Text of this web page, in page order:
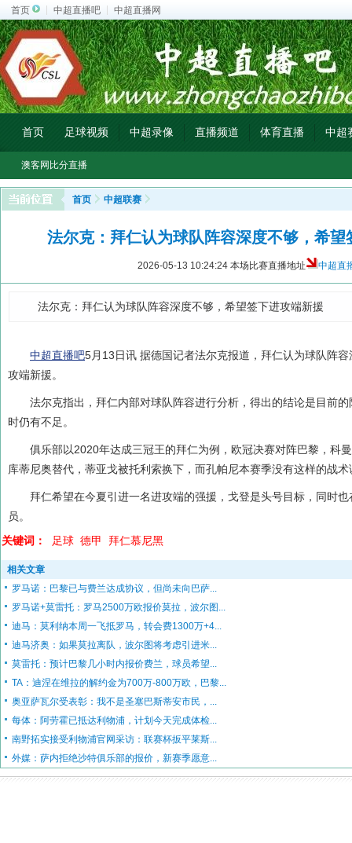
首页 中超直播吧 中超直播网
首页 足球视频 中超录像 直播频道 体育直播 中超
澳客网比分直播
首页 中超联赛
法尔克：拜仁认为球队阵容深度不够，希望
2026-05-13 10:24:24 本场比赛直播地址 中超直
法尔克：拜仁认为球队阵容深度不够，希望签下进攻端新援
中超直播吧5月13日讯 据德国记者法尔克报道，拜仁认为球队阵
攻端新援。
法尔克指出，拜仁内部对球队阵容进行分析，得出的结论是目前
时仍有不足。
俱乐部以2020年达成三冠王的拜仁为例，欧冠决赛对阵巴黎，科
库蒂尼奥替代，蒂亚戈被托利索换下，而孔帕尼本赛季没有这样的战
拜仁希望在今夏引进一名进攻端的强援，戈登是头号目标，同时
员。
关键词：
足球 德甲 拜仁慕尼黑
相关文章
罗马诺：巴黎已与费兰达成协议，但尚未向巴萨...
罗马诺+莫雷托：罗马2500万欧报价莫拉，波尔图...
迪马：莫利纳本周一飞抵罗马，转会费1300万+4...
迪马济奥：如果莫拉离队，波尔图将考虑引进米...
莫雷托：预计巴黎几小时内报价费兰，球员希望...
TA：迪涅在维拉的解约金为700万-800万欧，巴黎...
奥亚萨瓦尔受表彰：我不是圣塞巴斯蒂安市民，...
每体：阿劳霍已抵达利物浦，计划今天完成体检...
南野拓实接受利物浦官网采访：联赛杯扳平莱斯...
外媒：萨内拒绝沙特俱乐部的报价，新赛季愿意...